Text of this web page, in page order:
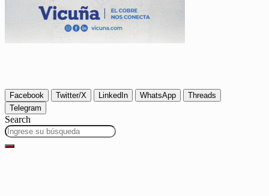
Facebook Twitter/X LinkedIn WhatsApp
Threads
Telegram
Search